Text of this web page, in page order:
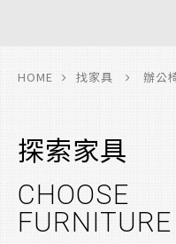
HOME 找家具 辦公
探索家具
CHOOSE
FURNITURE